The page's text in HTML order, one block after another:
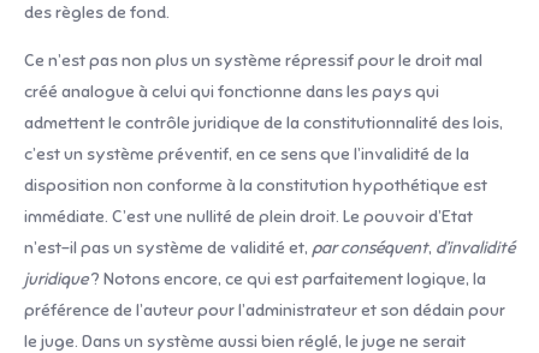
des règles de fond.
Ce n’est pas non plus un système répressif pour le droit mal
créé analogue à celui qui fonctionne dans les pays qui
admettent le contrôle juridique de la constitutionnalité des lois,
c’est un système préventif, en ce sens que l’invalidité de la
disposition non conforme à la constitution hypothétique est
immédiate. C’est une nullité de plein droit. Le pouvoir d’Etat
n’est-il pas un système de validité et, par conséquent, d’invalidité
juridique? Notons encore, ce qui est parfaitement logique, la
préférence de l’auteur pour l’administrateur et son dédain pour
le juge. Dans un système aussi bien réglé, le juge ne serait